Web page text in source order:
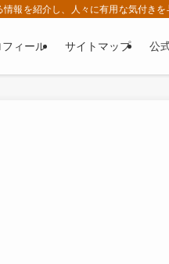
報を紹介し、人々に有用な気付きを
フィール サイトマップ 公